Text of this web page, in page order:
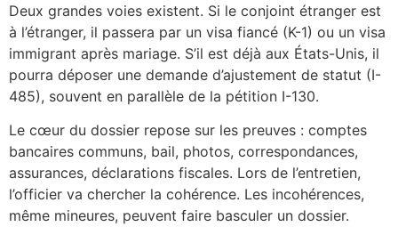
Deux grandes voies existent. Si le conjoint étranger est
à l’étranger, il passera par un visa fiancé (K-1) ou un visa
immigrant après mariage. S’il est déjà aux États-Unis, il
pourra déposer une demande d’ajustement de statut (I-
485), souvent en parallèle de la pétition I-130.
Le cœur du dossier repose sur les preuves : comptes
bancaires communs, bail, photos, correspondances,
assurances, déclarations fiscales. Lors de l’entretien,
l’officier va chercher la cohérence. Les incohérences,
même mineures, peuvent faire basculer un dossier.